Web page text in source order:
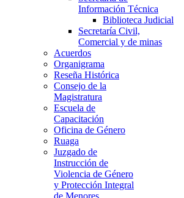
Información Técnica
Biblioteca Judicial
Secretaría Civil,
Comercial y de minas
Acuerdos
Organigrama
Reseña Histórica
Consejo de la
Magistratura
Escuela de
Capacitación
Oficina de Género
Ruaga
Juzgado de
Instrucción de
Violencia de Género
y Protección Integral
de Menores